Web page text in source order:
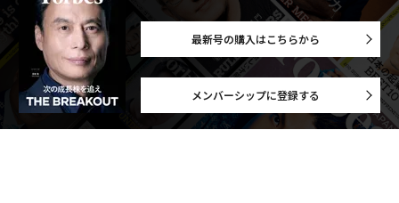
最新号の購入はこちらから
メンバーシップに登録する